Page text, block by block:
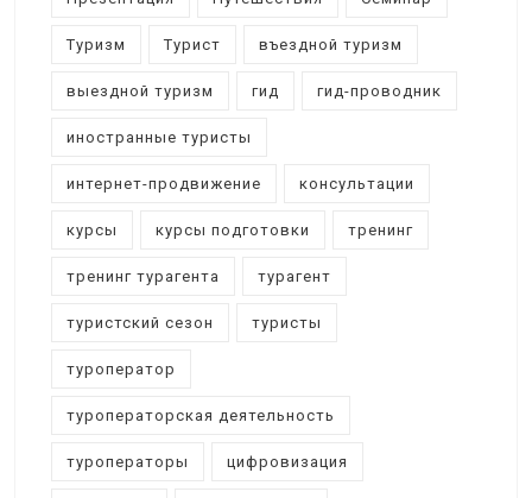
Туризм Турист въездной туризм
выездной туризм гид гид-проводник
иностранные туристы
интернет-продвижение консультации
курсы курсы подготовки тренинг
тренинг турагента турагент
туристский сезон туристы
туроператор
туроператорская деятельность
туроператоры цифровизация